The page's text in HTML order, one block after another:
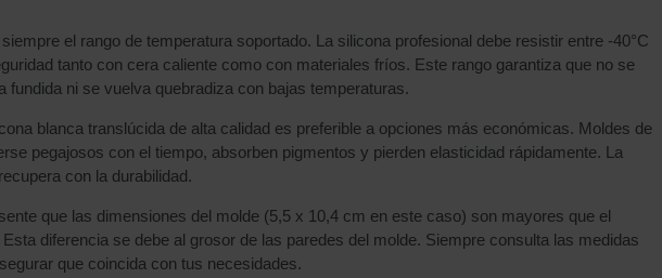
el rango de temperatura soportado. La silicona profesional debe resistir entre -40°C
tanto con cera caliente como con materiales fríos. Este rango garantiza que no se
fundida ni se vuelva quebradiza con bajas temperaturas.
blanca translúcida de alta calidad es preferible a opciones más económicas. Moldes de
pegajosos con el tiempo, absorben pigmentos y pierden elasticidad rápidamente. La
con la durabilidad.
que las dimensiones del molde (5,5 x 10,4 cm en este caso) son mayores que el
diferencia se debe al grosor de las paredes del molde. Siempre consulta las medidas
que coincida con tus necesidades.